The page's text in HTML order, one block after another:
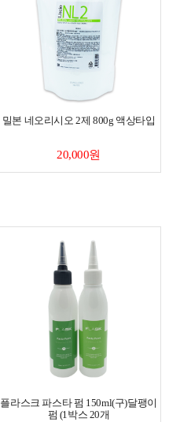
밀본 네오리시오 2제 800g 액상타입
20,000원
플라스크 파스타 펌 150ml(구)달팽이
펌 (1박스 20개